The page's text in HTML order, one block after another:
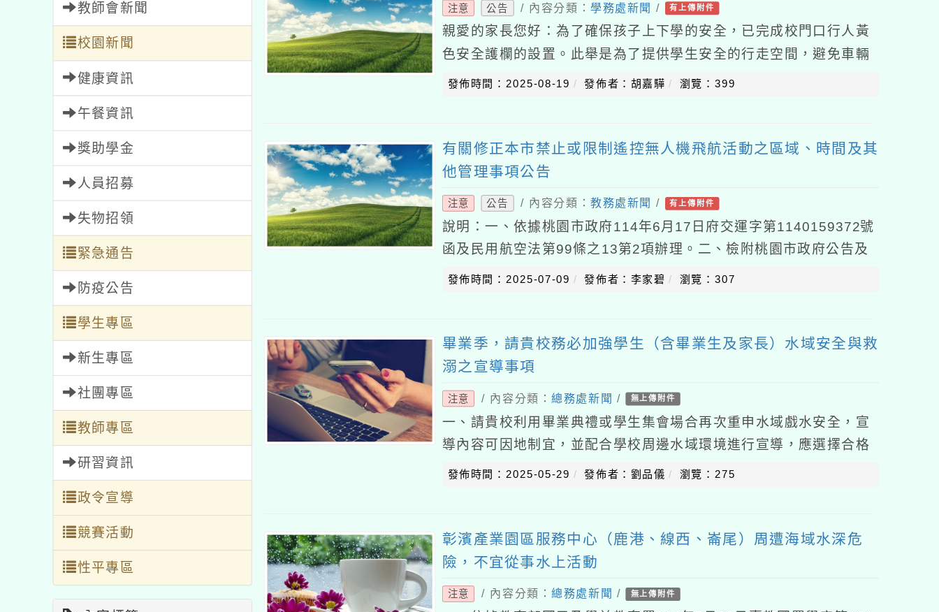
教師會新聞
校園新聞
健康資訊
午餐資訊
獎助學金
人員招募
失物招領
緊急通告
防疫公告
學生專區
新生專區
社團專區
教師專區
研習資訊
政令宣導
競賽活動
性平專區
注意 公告 / 內容分類：學務處新聞 / 有上傳附件
親愛的家長您好：為了確保孩子上下學的安全，已完成校門口行人黃
色安全護欄的設置。此舉是為了提供學生安全的行走空間，避免車輛
與行人並行產生危險情況。由於安全設施啟用後，校門口空間縮減，
發佈時間：2025-08-19 發佈者：胡嘉驊 瀏覽：399
有關修正本市禁止或限制遙控無人機飛航活動之區域、時間及其
他管理事項公告
注意 公告 / 內容分類：教務處新聞 / 有上傳附件
說明：一、依據桃園市政府114年6月17日府交運字第1140159372號
函及民用航空法第99條之13第2項辦理。二、檢附桃園市政府公告及
禁止或限制遙控無人機飛航活動區域表各1份。
發佈時間：2025-07-09 發佈者：李家碧 瀏覽：307
畢業季，請貴校務必加強學生（含畢業生及家長）水域安全與救
溺之宣導事項
注意 / 內容分類：總務處新聞 / 無上傳附件
一、請貴校利用畢業典禮或學生集會場合再次重申水域戲水安全，宣
導內容可因地制宜，並配合學校周邊水域環境進行宣導，應選擇合格
且有安全防護設施及配置救生員的水域從事活動，並遵守該場域相關
發佈時間：2025-05-29 發佈者：劉品儀 瀏覽：275
彰濱產業園區服務中心（鹿港、線西、崙尾）周遭海域水深危
險，不宜從事水上活動
注意 / 內容分類：總務處新聞 / 無上傳附件